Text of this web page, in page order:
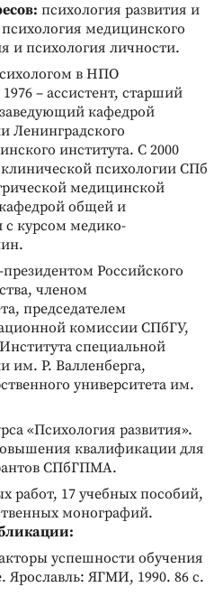
психология развития и
медицинского
и психология личности.
в НПО
– ассистент, старший
кафедрой
Ленинградского
института. С 2000
клинической психологии СПб
медицинской
общей и
с курсом медико-
Российского
членом
председателем
комиссии СПбГУ,
специальной
им. Р. Валленберга,
университета им.
«Психология развития».
квалификации для
СПбГПМА.
работ, 17 учебных пособий,
монографий.
успешности обучения
Ярославль: ЯГМИ, 1990. 86 с.